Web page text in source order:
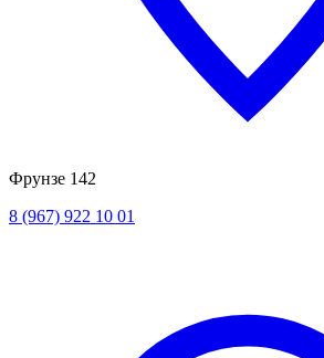
Фрунзе 142
8 (967) 922 10 01